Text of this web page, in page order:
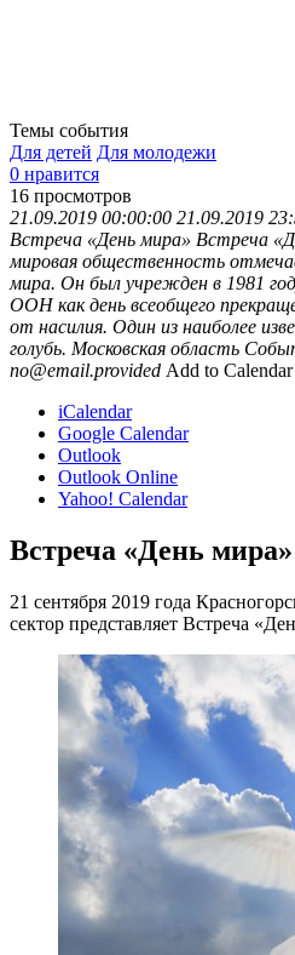
Темы события
Для детей Для молодежи
0 нравится
16 просмотров
21.09.2019 00:00:00 21.09.2019
Встреча «День мира» Встреча
мировая общественность
мира. Он был учрежден в 1981
ООН как день всеобщего
от насилия. Один из наиболее
голубь. Московская область
no@email.provided Add to Calendar
iCalendar
Google Calendar
Outlook
Outlook Online
Yahoo! Calendar
Встреча «День мира»
21 сентября 2019 года
сектор представляет Встреча